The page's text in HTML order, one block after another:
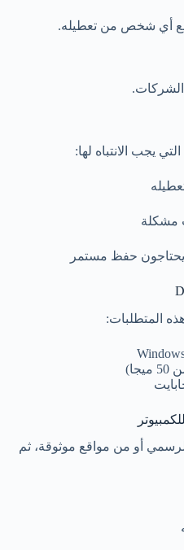
أي شخص من تعطيله.
الشركات.
يجب الانتباه لها:
مشكلة
حفظ مستمر
المتطلبات:
أو من مواقع موثوقة، ثم